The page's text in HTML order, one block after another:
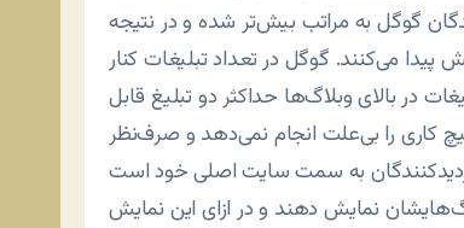
گوگل به مراتب بيش‌تر شده و در نتيجه
می‌کنند. گوگل در تعداد تبليغات کنار
بالای وبلاگ‌ها حداکثر دو تبليغ قابل
کاری را بی‌علت انجام نمی‌دهد و صرف‌نظر
نمايش دهند و در ازای اين نمايش